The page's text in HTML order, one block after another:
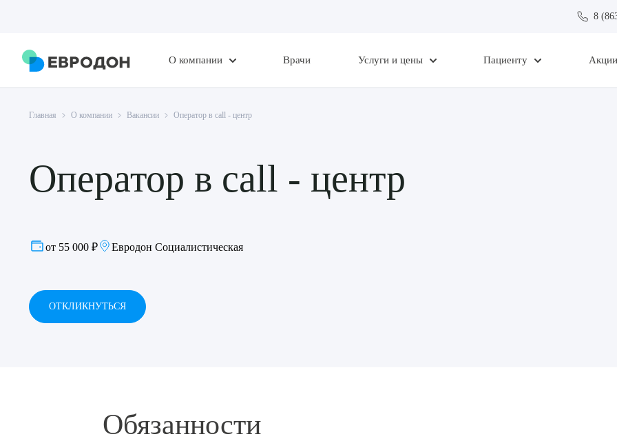
8
О компании Врачи Услуги и цены Пациенту Акции
Главная О компании Вакансии Оператор в call - центр
Оператор в call - центр
от 55 000 ₽ Евродон Социалистическая
ОТКЛИКНУТЬСЯ
Обязанности